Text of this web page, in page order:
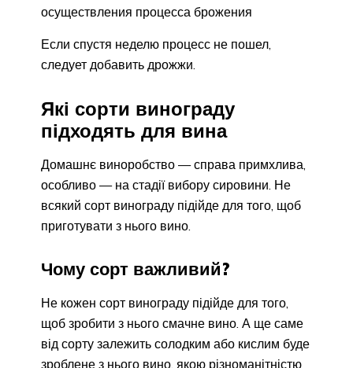
осуществления процесса брожения
Если спустя неделю процесс не пошел,
следует добавить дрожжи.
Які сорти винограду
підходять для вина
Домашнє виноробство — справа примхлива,
особливо — на стадії вибору сировини. Не
всякий сорт винограду підійде для того, щоб
приготувати з нього вино.
Чому сорт важливий?
Не кожен сорт винограду підійде для того,
щоб зробити з нього смачне вино. А ще саме
від сорту залежить солодким або кислим буде
зроблене з нього вино, якою різноманітністю